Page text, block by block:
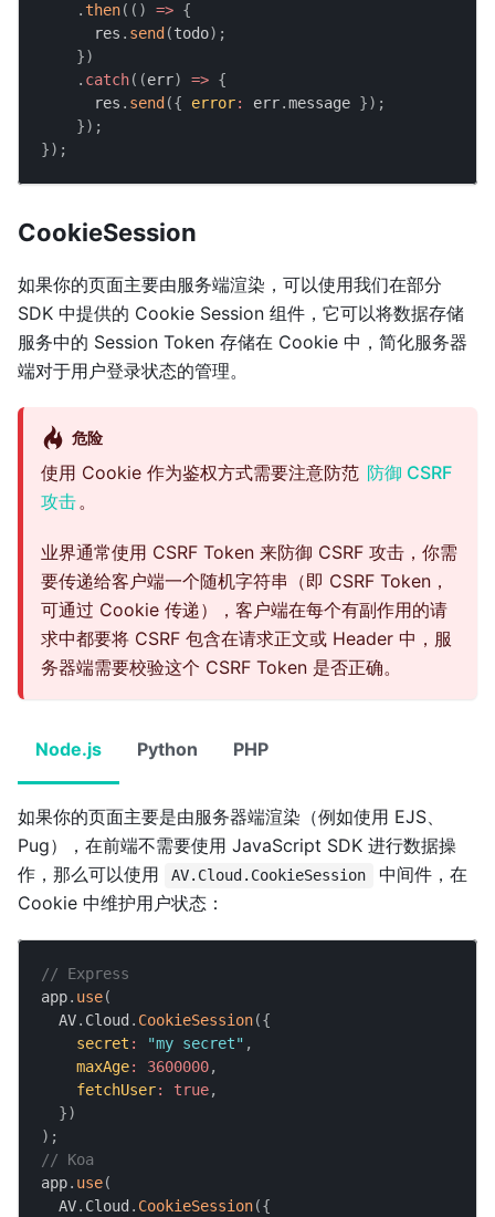
.then( ( ) => {
      res
. send (todo) ;
})
. catch( (err) => {
      res
. send ({ error: err.message }) ;
}) ;
}) ;
CookieSession
如果你的页面主要由服务端渲染，可以使用我们在部分
SDK 中提供的 Cookie Session 组件，它可以将数据存储
服务中的 Session Token 存储在 Cookie 中，简化服务器
端对于用户登录状态的管理。
危险
使用 Cookie 作为鉴权方式需要注意防范 防御 CSRF
攻击。
业界通常使用 CSRF Token 来防御 CSRF 攻击，你需
要传递给客户端一个随机字符串（即 CSRF Token，
可通过 Cookie 传递），客户端在每个有副作用的请
求中都要将 CSRF 包含在请求正文或 Header 中，服
务器端需要校验这个 CSRF Token 是否正确。
Node.js Python PHP
如果你的页面主要是由服务器端渲染（例如使用 EJS、
Pug），在前端不需要使用 JavaScript SDK 进行数据操
作，那么可以使用
AV.Cloud.CookieSession
中间件，在
Cookie 中维护用户状态：
// Express
app. use(
AV. Cloud . CookieSession({
secret : "my secret" ,
maxAge: 3600000,
fetchUser: true,
})
) ;
// Koa
app. use(
AV. Cloud . CookieSession({